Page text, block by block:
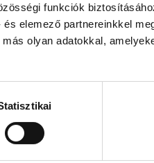
funkciók
elemező partnereinkkel
olyan adatokkal,
Kádártán
díjat is,
el, aki
városrész